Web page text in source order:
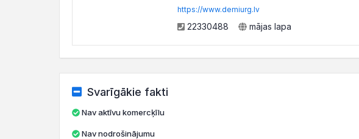
https://www.demiurg.lv
22330488 mājas lapa
Svarīgākie fakti
Nav aktīvu komercķīlu
Nav nodrošinājumu